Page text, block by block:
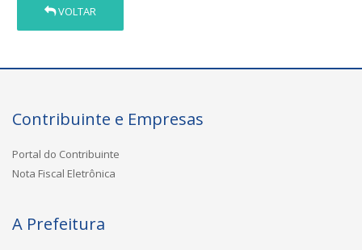
VOLTAR
Contribuinte e Empresas
Portal do Contribuinte
Nota Fiscal Eletrônica
A Prefeitura